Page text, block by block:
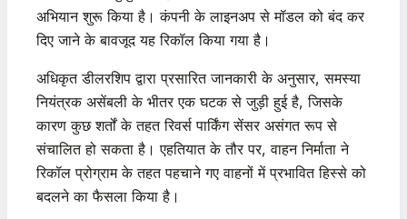
अभियान शुरू किया है। कंपनी के लाइनअप से मॉडल को बंद कर
दिए जाने के बावजूद यह रिकॉल किया गया है।
अधिकृत डीलरशिप द्वारा प्रसारित जानकारी के अनुसार, समस्या
नियंत्रक असेंबली के भीतर एक घटक से जुड़ी हुई है, जिसके
कारण कुछ शर्तों के तहत रिवर्स पार्किंग सेंसर असंगत रूप से
संचालित हो सकता है। एहतियात के तौर पर, वाहन निर्माता ने
रिकॉल प्रोग्राम के तहत पहचाने गए वाहनों में प्रभावित हिस्से को
बदलने का फैसला किया है।